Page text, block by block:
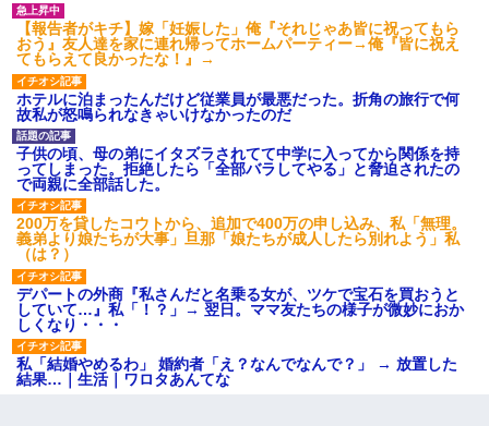
【報告者がキチ】嫁「妊娠した」俺『それじゃあ皆に祝ってもら
おう』友人達を家に連れ帰ってホームパーティー→俺『皆に祝え
てもらえて良かったな！』→
ホテルに泊まったんだけど従業員が最悪だった。折角の旅行で何
故私が怒鳴られなきゃいけなかったのだ
子供の頃、母の弟にイタズラされてて中学に入ってから関係を持
ってしまった。拒絶したら「全部バラしてやる」と脅迫されたの
で両親に全部話した。
200万を貸したコウトから、追加で400万の申し込み、私「無理。
義弟より娘たちが大事」旦那「娘たちが成人したら別れよう」私
（は？）
デパートの外商『私さんだと名乗る女が、ツケで宝石を買おうと
していて…』私「！？」→ 翌日。ママ友たちの様子が微妙におか
しくなり・・・
私「結婚やめるわ」 婚約者「え？なんでなんで？」 → 放置した
結果…｜生活｜ワロタあんてな